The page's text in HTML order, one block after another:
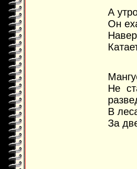
А
Он
Не
В
За